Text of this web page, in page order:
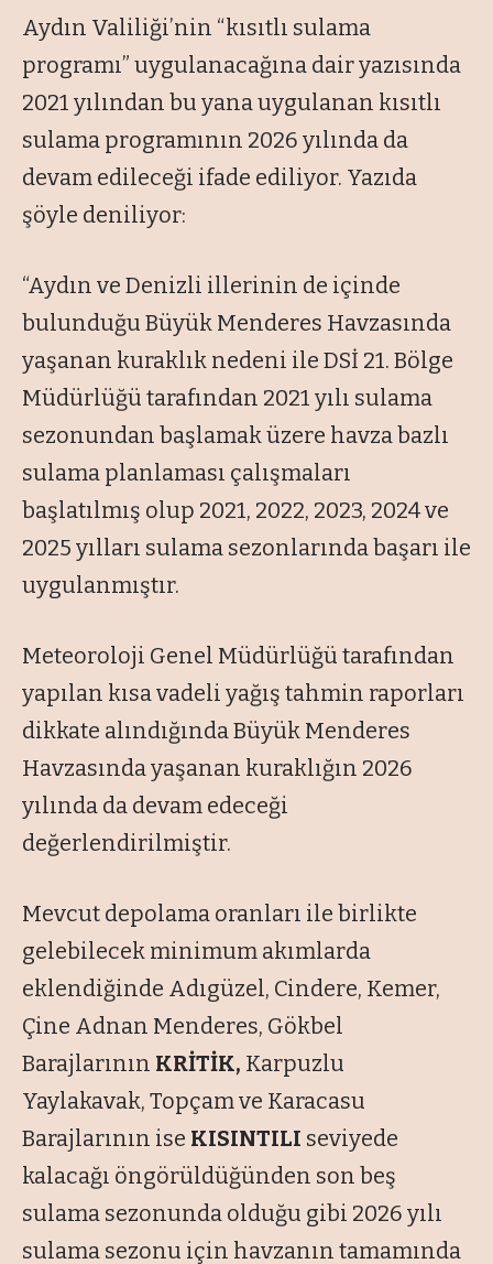
Aydın Valiliği’nin “kısıtlı sulama
programı” uygulanacağına dair yazısında
2021 yılından bu yana uygulanan kısıtlı
sulama programının 2026 yılında da
devam edileceği ifade ediliyor. Yazıda
şöyle deniliyor:
“Aydın ve Denizli illerinin de içinde
bulunduğu Büyük Menderes Havzasında
yaşanan kuraklık nedeni ile DSİ 21. Bölge
Müdürlüğü tarafından 2021 yılı sulama
sezonundan başlamak üzere havza bazlı
sulama planlaması çalışmaları
başlatılmış olup 2021, 2022, 2023, 2024 ve
2025 yılları sulama sezonlarında başarı ile
uygulanmıştır.
Meteoroloji Genel Müdürlüğü tarafından
yapılan kısa vadeli yağış tahmin raporları
dikkate alındığında Büyük Menderes
Havzasında yaşanan kuraklığın 2026
yılında da devam edeceği
değerlendirilmiştir.
Mevcut depolama oranları ile birlikte
gelebilecek minimum akımlarda
eklendiğinde Adıgüzel, Cindere, Kemer,
Çine Adnan Menderes, Gökbel
Barajlarının KRİTİK, Karpuzlu
Yaylakavak, Topçam ve Karacasu
Barajlarının ise KISINTILI seviyede
kalacağı öngörüldüğünden son beş
sulama sezonunda olduğu gibi 2026 yılı
sulama sezonu için havzanın tamamında